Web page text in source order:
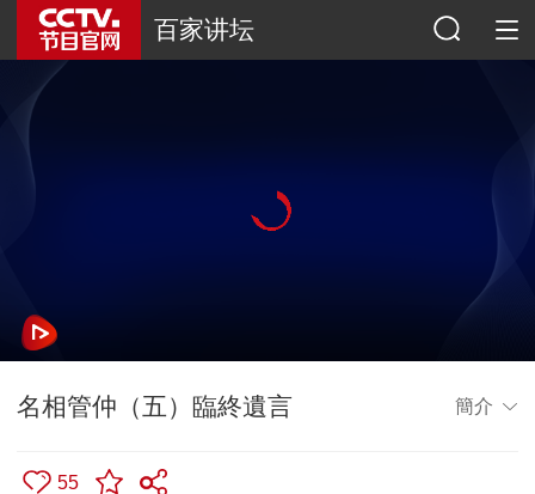
百家讲坛
名相管仲（五）臨終遺言 簡介
55